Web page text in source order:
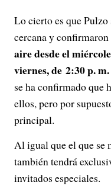
Lo cierto es que
cercana y
aire desde el
viernes, de 2:30 p.
se ha confirmado que
ellos, pero por
principal.
Al igual que el que se
también tendrá
invitados especiales.